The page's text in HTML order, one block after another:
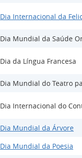
Dia Internacional da
Dia Mundial da Saúde
Dia da Língua Francesa
Dia Mundial do Teatro
Dia Internacional do
Dia Mundial da Árvore
Dia Mundial da Poesia